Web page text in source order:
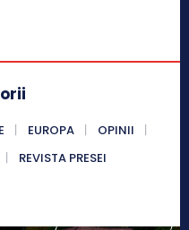
EUROPA
OPINII
REVISTA PRESEI